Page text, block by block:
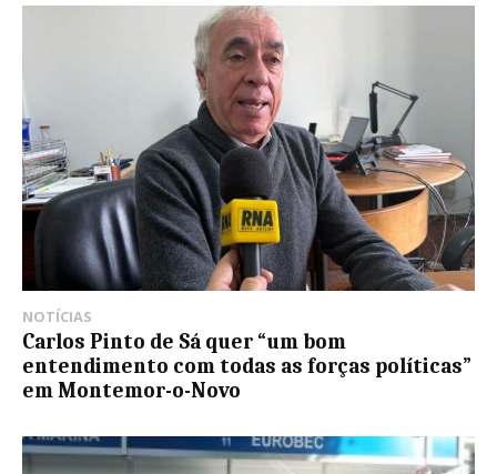
NOTÍCIAS
Carlos Pinto de Sá quer “um bom
entendimento com todas as forças políticas”
em Montemor-o-Novo